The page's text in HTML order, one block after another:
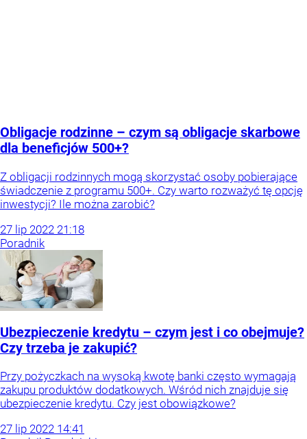
Obligacje rodzinne – czym są obligacje skarbowe
dla beneficjów 500+?
Z obligacji rodzinnych mogą skorzystać osoby pobierające
świadczenie z programu 500+. Czy warto rozważyć tę opcję
inwestycji? Ile można zarobić?
27 lip 2022 21:18
Poradnik
Ubezpieczenie kredytu – czym jest i co obejmuje?
Czy trzeba je zakupić?
Przy pożyczkach na wysoką kwotę banki często wymagają
zakupu produktów dodatkowych. Wśród nich znajduje się
ubezpieczenie kredytu. Czy jest obowiązkowe?
27 lip 2022 14:41